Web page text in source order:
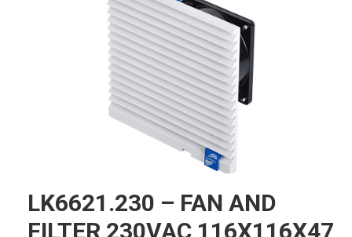
LK6621.230 – FAN AND
FILTER 230VAC 116X116X47